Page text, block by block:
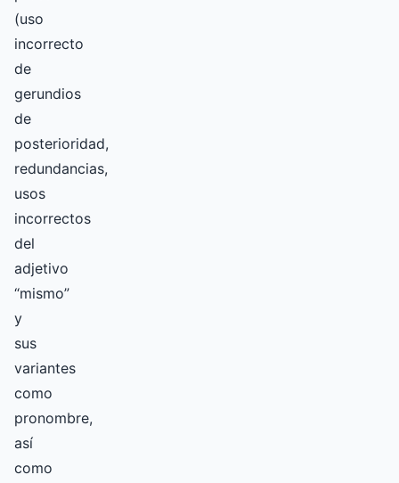
(uso
incorrecto
de
gerundios
de
posterioridad,
redundancias,
usos
incorrectos
del
adjetivo
“mismo”
y
sus
variantes
como
pronombre,
así
como